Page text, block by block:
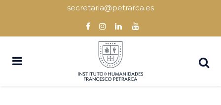
secretaria@petrarca.es